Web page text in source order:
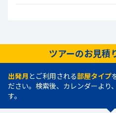
ツアーのお見積
出発月 とご利用される部屋タイプ
ださい。検索後、カレンダーより
す。